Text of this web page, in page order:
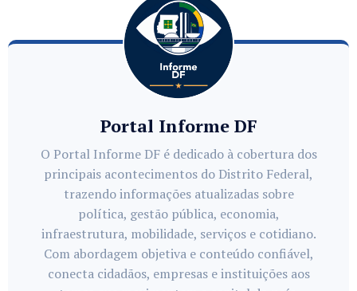
Portal Informe DF
O Portal Informe DF é dedicado à cobertura dos
principais acontecimentos do Distrito Federal,
trazendo informações atualizadas sobre
política, gestão pública, economia,
infraestrutura, mobilidade, serviços e cotidiano.
Com abordagem objetiva e conteúdo confiável,
conecta cidadãos, empresas e instituições aos